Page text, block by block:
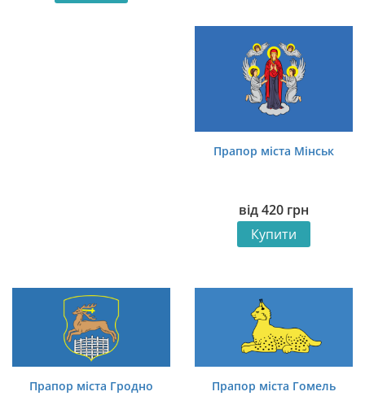
Прапор міста Мінськ
від420 грн
Купити
Прапор міста Гродно Прапор міста Гомель